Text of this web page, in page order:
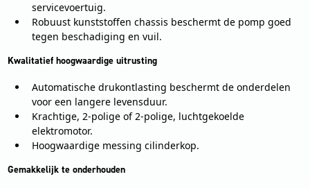
servicevoertuig.
Robuust kunststoffen chassis beschermt de pomp goed
tegen beschadiging en vuil.
Kwalitatief hoogwaardige uitrusting
Automatische drukontlasting beschermt de onderdelen
voor een langere levensduur.
Krachtige, 2-polige of 2-polige, luchtgekoelde
elektromotor.
Hoogwaardige messing cilinderkop.
Gemakkelijk te onderhouden